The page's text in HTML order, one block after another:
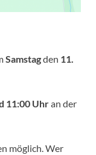
Samstagden 11.
11:00 Uhran der
möglich. Wer